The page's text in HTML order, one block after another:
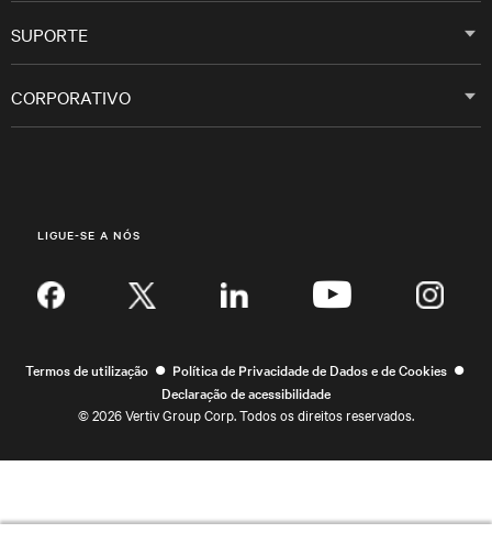
SUPORTE
CORPORATIVO
LIGUE-SE A NÓS
Termos de utilização • Política de Privacidade de Dados e de Cookies •
Declaração de acessibilidade
©2026 Vertiv Group Corp. Todos os direitos reservados.